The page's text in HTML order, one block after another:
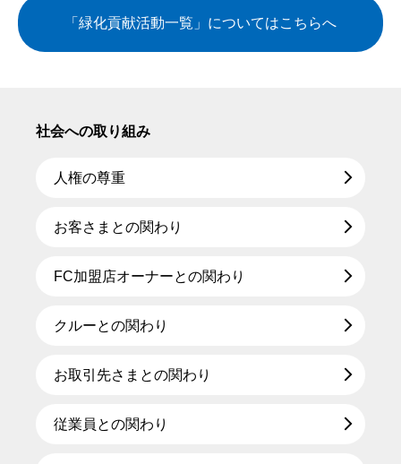
「緑化貢献活動一覧」についてはこちらへ
社会への取り組み
人権の尊重
お客さまとの関わり
FC加盟店オーナーとの関わり
クルーとの関わり
お取引先さまとの関わり
従業員との関わり